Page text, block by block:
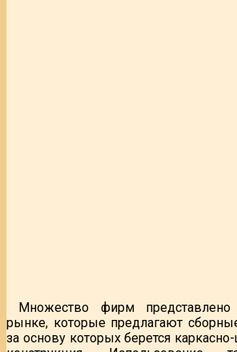
Множество фирм представлено
рынке, которые предлагают
за основу которых берется